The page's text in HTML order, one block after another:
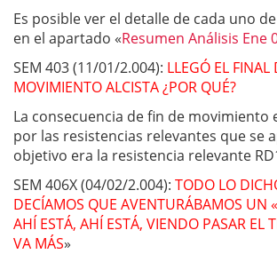
Es posible ver el detalle de cada uno
en el apartado «Resumen Análisis Ene
SEM 403 (11/01/2.004): LLEGÓ EL FINAL
MOVIMIENTO ALCISTA ¿POR QUÉ?
La consecuencia de fin de movimiento
por las resistencias relevantes que se
objetivo era la resistencia relevante
SEM 406X (04/02/2.004): TODO LO
DECÍAMOS QUE AVENTURÁBAMOS UN
AHÍ ESTÁ, AHÍ ESTÁ, VIENDO PASAR EL
VA MÁS»